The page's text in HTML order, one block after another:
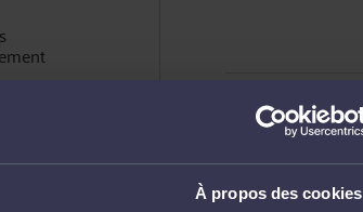
À propos des cookies
RECHERCHE